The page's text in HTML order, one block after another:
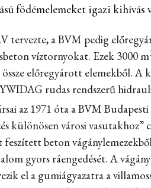
födémelemeket igazi
tervezte, a BVM pedig
víztornyokat. Ezek 3000 m
előregyárott elemekből.
rudas rendszerű
az 1971 óta a BVM
különösen városi
beton
gyors ráengedését. A
el a gumiágyazatra a